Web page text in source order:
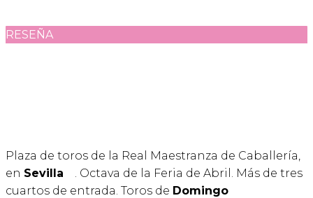
RESEÑA
Plaza de toros de la Real Maestranza de Caballería,
en Sevilla
. Octava de la Feria de Abril. Más de tres
cuartos de entrada. Toros de Domingo